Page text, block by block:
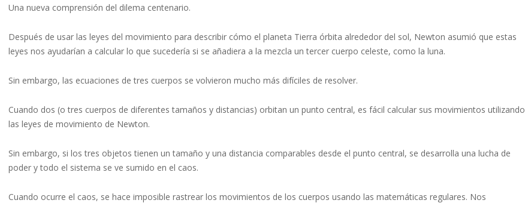
Una nueva comprensión del dilema centenario.
Después de usar las leyes del movimiento para describir cómo el planeta Tierra órbita alrededor del sol, Newton asumió que estas
leyes nos ayudarían a calcular lo que sucedería si se añadiera a la mezcla un tercer cuerpo celeste, como la luna.
Sin embargo, las ecuaciones de tres cuerpos se volvieron mucho más difíciles de resolver.
Cuando dos (o tres cuerpos de diferentes tamaños y distancias) orbitan un punto central, es fácil calcular sus movimientos utilizando
las leyes de movimiento de Newton.
Sin embargo, si los tres objetos tienen un tamaño y una distancia comparables desde el punto central, se desarrolla una lucha de
poder y todo el sistema se ve sumido en el caos.
Cuando ocurre el caos, se hace imposible rastrear los movimientos de los cuerpos usando las matemáticas regulares. Nos